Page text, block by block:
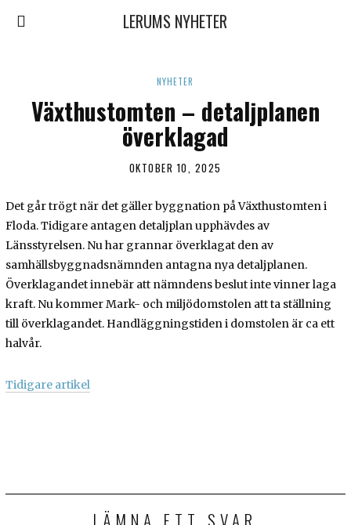
LERUMS NYHETER
NYHETER
Växthustomten – detaljplanen
överklagad
OKTOBER 10, 2025
Det går trögt när det gäller byggnation på Växthustomten i
Floda. Tidigare antagen detaljplan upphävdes av
Länsstyrelsen. Nu har grannar överklagat den av
samhällsbyggnadsnämnden antagna nya detaljplanen.
Överklagandet innebär att nämndens beslut inte vinner laga
kraft. Nu kommer Mark- och miljödomstolen att ta ställning
till överklagandet. Handläggningstiden i domstolen är ca ett
halvår.
Tidigare artikel
LÄMNA ETT SVAR